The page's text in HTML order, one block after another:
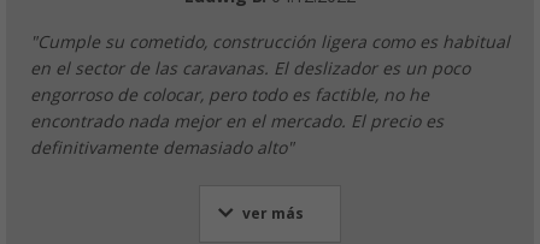
"Cumple su cometido, construcción ligera como es habitual
en el sector de las caravanas. El deslizador es un poco
engorroso de colocar, pero todo es factible, no he
encontrado nada mejor en el mercado. El precio es
definitivamente demasiado alto"
ver más